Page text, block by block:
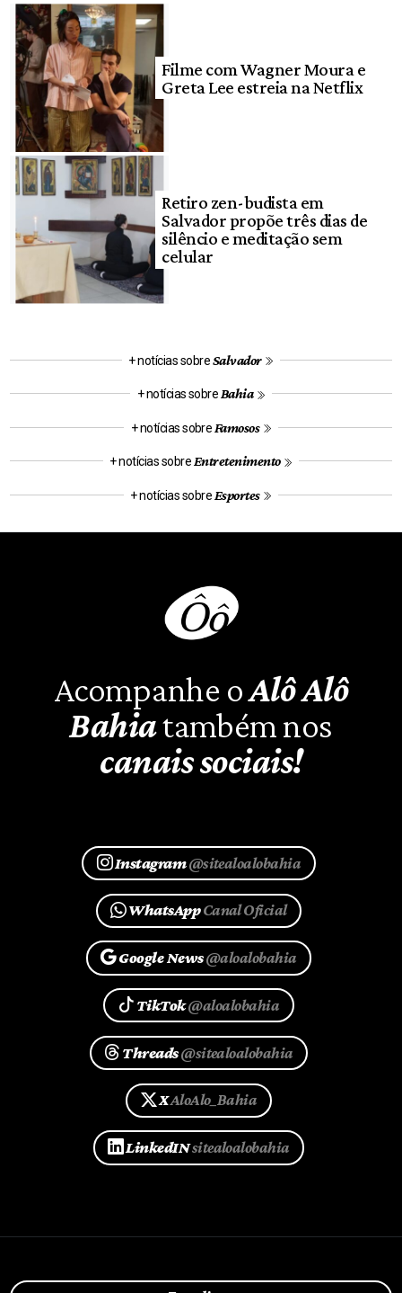
Filme com Wagner Moura e
Greta Lee estreia na Netflix
Retiro zen-budista em
Salvador propõe três dias de
silêncio e meditação sem
celular
+ notícias sobreSalvador
+ notícias sobre Bahia
+ notícias sobre Famosos
+ notícias sobre Entretenimento
+ notícias sobre Esportes
Acompanhe oAlô Alô
Bahiatambém nos
canais sociais!
Instagram@sitealoalobahia
WhatsAppCanal Oficial
Google News@aloalobahia
TikTok@aloalobahia
Threads@sitealoalobahia
XAloAlo_Bahia
LinkedINsitealoalobahia